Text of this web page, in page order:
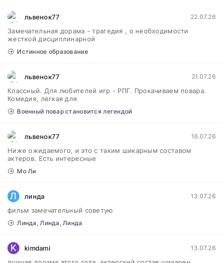
львенок77 22.07.26
Замечательная дорама - трагедия , о необходимости
жесткой дисциплинарной
Истинное образование
львенок77 21.07.26
Классный. Для любителей игр - РПГ. Прокачиваем повара.
Комедия, легкая для
Военный повар становится легендой
львенок77 16.07.26
Ниже ожидаемого, и это с таким шикарным составом
актеров. Есть интересные
Мо Ли
Л линда 13.07.26
фильм замечательный советую
Линда, Линда, Линда
K kimdami 13.07.26